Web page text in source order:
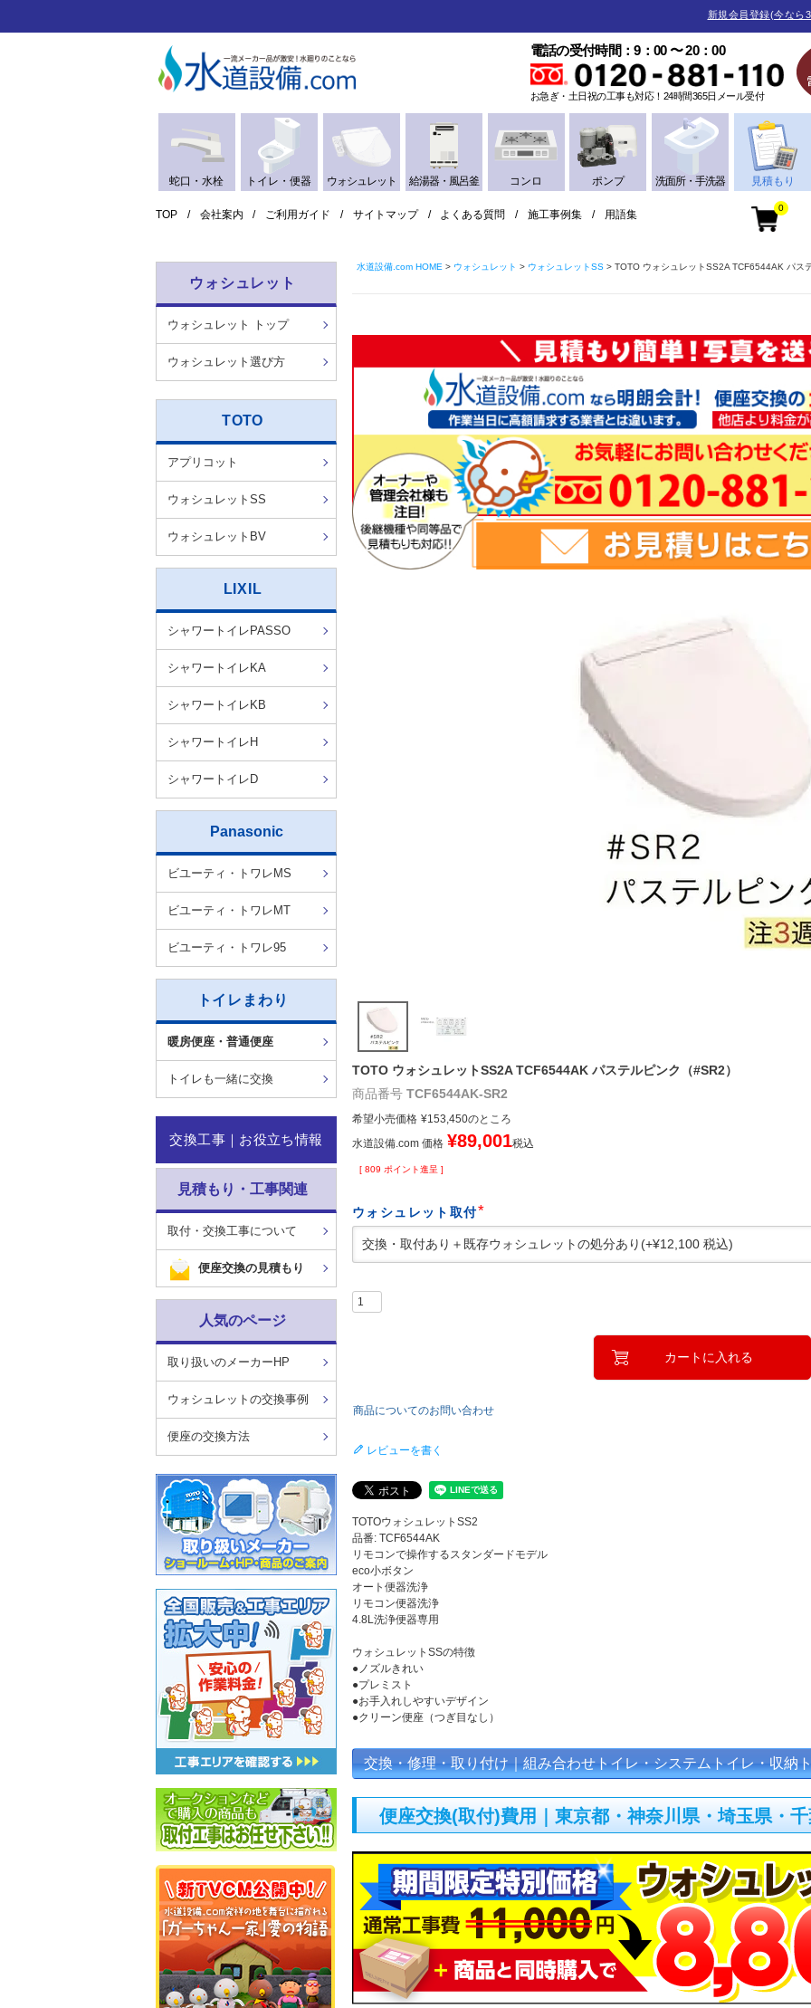
新規会員登録(今なら
電話の受付時間：9：00 〜 20：00
お急ぎ・土日祝の工事も対応！24時間365日メール受付
蛇口・水栓 トイレ・便器 ウォシュレット 給湯器・風呂釜 コンロ ポンプ 洗面所・手洗器 見積もり
TOP 会社案内 ご利用ガイド サイトマップ よくある質問 施工事例集 用語集
0
ウォシュレット
ウォシュレット トップ
ウォシュレット選び方
TOTO
アプリコット
ウォシュレットSS
ウォシュレットBV
LIXIL
シャワートイレPASSO
シャワートイレKA
シャワートイレKB
シャワートイレH
シャワートイレD
Panasonic
ビユーティ・トワレMS
ビユーティ・トワレMT
ビユーティ・トワレ95
トイレまわり
暖房便座・普通便座
トイレも一緒に交換
交換工事｜お役立ち情報
見積もり・工事関連
取付・交換工事について
便座交換の見積もり
人気のページ
取り扱いのメーカーHP
ウォシュレットの交換事例
便座の交換方法
水道設備.com HOME ウォシュレット ウォシュレットSS TOTO ウォシュレットSS2A TCF6544AK パス
TOTO ウォシュレットSS2A TCF6544AK パステルピンク（#SR2）
商品番号 TCF6544AK-SR2
希望小売価格 ¥153,450のところ
水道設備.com 価格 ¥89,001税込
[ 809 ポイント進呈 ]
ウォシュレット取付
(
必
須
カートに入れる
商品についてのお問い合わせ
レビューを書く
TOTOウォシュレットSS2
品番: TCF6544AK
リモコンで操作するスタンダードモデル
eco小ボタン
オート便器洗浄
リモコン便器洗浄
4.8L洗浄便器専用
ウォシュレットSSの特徴
●ノズルきれい
●プレミスト
●お手入れしやすいデザイン
●クリーン便座（つぎ目なし）
交換・修理・取り付け｜組み合わせトイレ・システムトイレ・収納
便座交換(取付)費用｜東京都・神奈川県・埼玉県・